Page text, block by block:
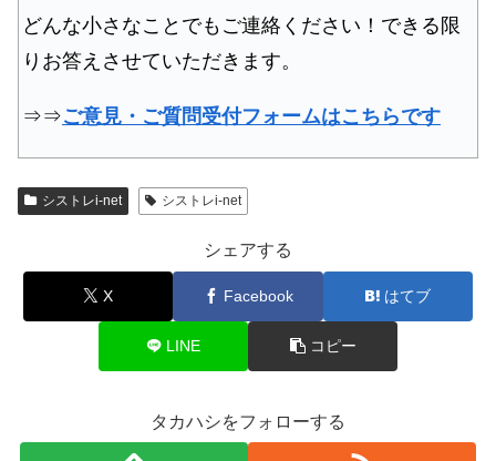
どんな小さなことでもご連絡ください！できる限
りお答えさせていただきます。
⇒⇒ご意見・ご質問受付フォームはこちらです
シストレi-net シストレi-net
シェアする
X Facebook はてブ
LINE コピー
タカハシをフォローする